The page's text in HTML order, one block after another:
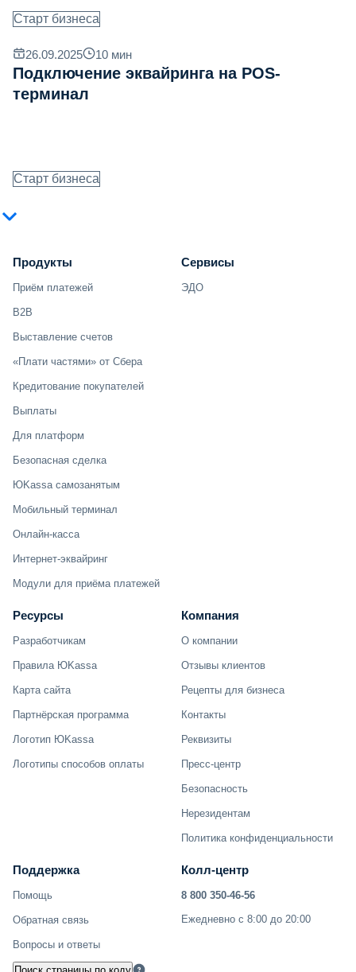
Старт бизнеса
26.09.2025 10 мин
Подключение эквайринга на POS-
терминал
Старт бизнеса
Продукты
Приём платежей
B2B
Выставление счетов
«Плати частями» от Сбера
Кредитование покупателей
Выплаты
Для платформ
Безопасная сделка
ЮKassa самозанятым
Мобильный терминал
Онлайн-касса
Интернет-эквайринг
Модули для приёма платежей
Сервисы
ЭДО
Ресурсы
Разработчикам
Правила ЮKassa
Карта сайта
Партнёрская программа
Логотип ЮKassa
Логотипы способов оплаты
Компания
О компании
Отзывы клиентов
Рецепты для бизнеса
Контакты
Реквизиты
Пресс-центр
Безопасность
Нерезидентам
Политика конфиденциальности
Поддержка
Помощь
Обратная связь
Вопросы и ответы
Колл-центр
8 800 350-46-56
Ежедневно с 8:00 до 20:00